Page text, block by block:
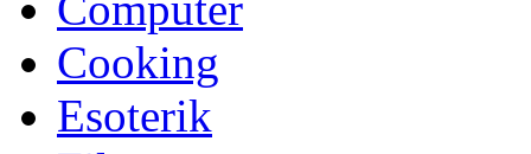
Cooking
Esoterik